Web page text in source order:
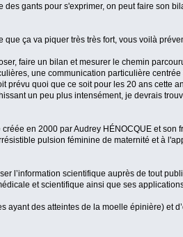
gants pour s'exprimer, on peut faire son
que ça va piquer très très fort, vous voilà
faire un bilan et mesurer le chemin
une communication particulière
prévu quoi que ce soit pour les 20 ans cette
un peu plus intensément, je devrais
en 2000 par Audrey HÉNOCQUE et son
pulsion féminine de maternité et à
l’information scientifique auprès de tout
et scientifique ainsi que ses
ayant des atteintes de la moelle épinière) et